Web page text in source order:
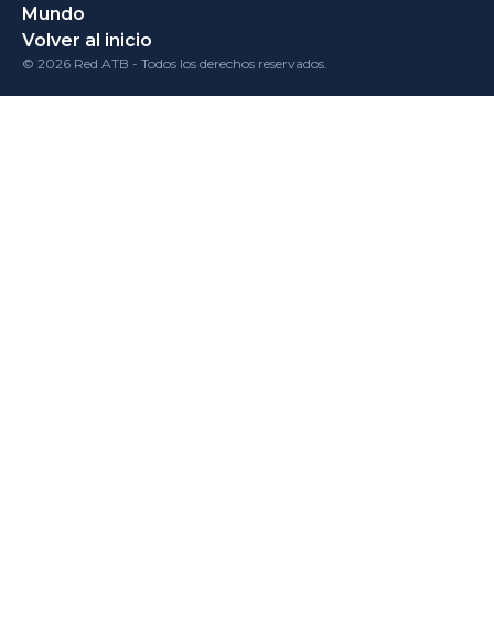
Mundo
Volver al inicio
© 2026 Red ATB - Todos los derechos reservados.